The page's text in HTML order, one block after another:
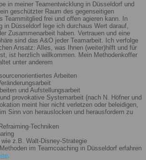
in meiner Teamentwicklung in Düsseldorf und
geschützter Raum des gegenseitigen
Teammitglied frei und offen agieren kann. In
in Düsseldorf lege ich durchaus Wert darauf,
Zusammenarbeit haben. Vertrauen und eine
sind das A&O jeder Teamarbeit. Ich verfolge
Ansatz: Alles, was Ihnen (weiter)hilft und für
ist herzlich willkommen. Mein Methodenkoffer
unter anderem
Arbeiten
und Aufstellungsarbeit
provokative Systemarbeit (nach N. Höfner und
meint hier nicht verletzen oder beleidigen,
Sinn von herauslocken und herausfordern zu
Techniken
z.B. Walt-Disney-Strategie
im Teamcoaching in Düsseldorf erfahren
.